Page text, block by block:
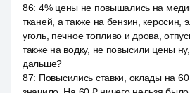
86: 4% цены не повышались на
тканей, а также на бензин, керосин,
уголь, печное топливо и дрова,
также на водку, не повысили цены
дальше?
87: Повысились ставки, оклады на